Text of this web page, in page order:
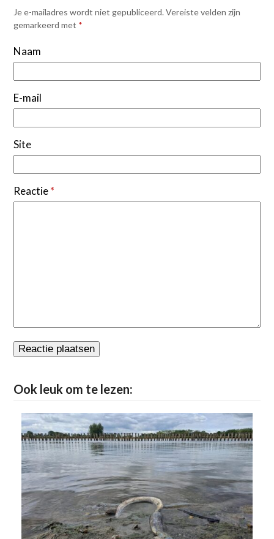
Je e-mailadres wordt niet gepubliceerd. Vereiste velden zijn
gemarkeerd met *
Naam
E-mail
Site
Reactie*
Ook leuk om te lezen: